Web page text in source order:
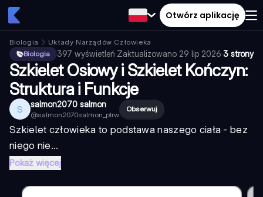
Otwórz aplikację
Biologia
Układy Narządów Człowieka
Biologia
397 wyświetleń·Zaktualizowano 29 lip 2026·3 strony
Szkielet Osiowy i Szkielet Kończyn:
Struktura i Funkcje
S salmon2070 salmon
@salmon2070salmon_ptrw
Obserwuj
Szkielet człowieka to podstawa naszego ciała - bez
niego nie...
Pokaż więcej